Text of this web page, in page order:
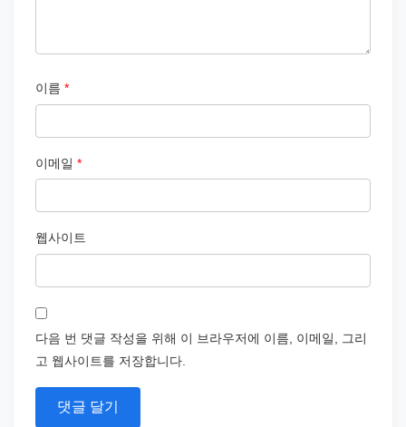
이름 *
이메일 *
웹사이트
다음 번 댓글 작성을 위해 이 브라우저에 이름, 이메일, 그리
고 웹사이트를 저장합니다.